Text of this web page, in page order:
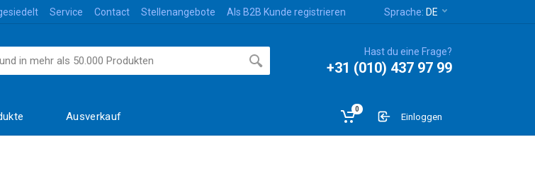
Service Contact Stellenangebote Als B2B Kunde registrieren Sprache: DE
Hast du eine Frage?
+31 (010) 437 97 99
Ausverkauf
0
Einloggen